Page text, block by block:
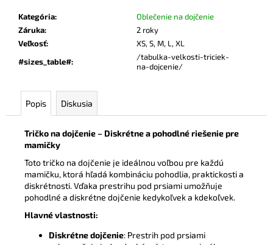
Kategória:
Oblečenie na dojčenie
Záruka:
2 roky
Veľkosť:
XS, S, M, L, XL
#sizes_table#:
/tabulka-velkosti-triciek-
na-dojcenie/
Popis Diskusia
Tričko na dojčenie – Diskrétne a pohodlné riešenie pre
mamičky
Toto tričko na dojčenie je ideálnou voľbou pre každú
mamičku, ktorá hľadá kombináciu pohodlia, praktickosti a
diskrétnosti. Vďaka prestrihu pod prsiami umožňuje
pohodlné a diskrétne dojčenie kedykoľvek a kdekoľvek.
Hlavné vlastnosti:
Diskrétne dojčenie: Prestrih pod prsiami